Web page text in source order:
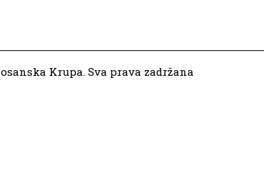
Krupa. Sva prava zadržana